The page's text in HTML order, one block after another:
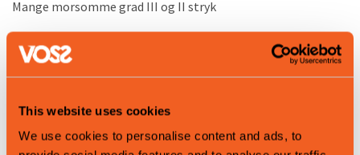
This website uses cookies
We use cookies to personalise content and ads, to
Mange morsomme grad III og II stryk
Oppmøte
Summer Outdoor Shop adresse:
Voss, Norge
Finn oss ved kanten av Vangsvatnet, nær den nye gondolen,
foran Fleischer's Hotel.